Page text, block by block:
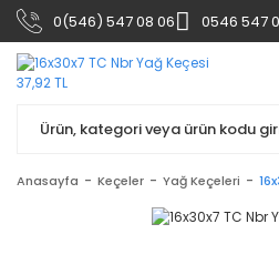
0(546) 547 08 06 0546 547
Anasayfa Keçeler Yağ Keçeleri